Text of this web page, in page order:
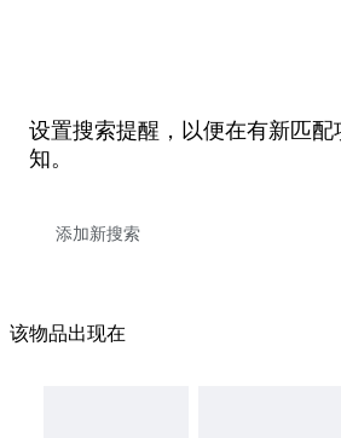
设置搜索提醒，以便在有新匹配
知。
该物品出现在